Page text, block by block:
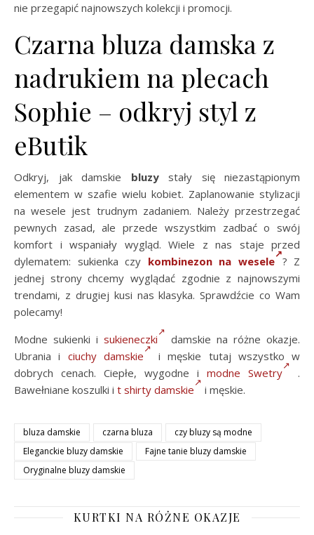
nie przegapić najnowszych kolekcji i promocji.
Czarna bluza damska z
nadrukiem na plecach
Sophie – odkryj styl z
eButik
Odkryj, jak damskie bluzystały się niezastąpionym
elementem w szafie wielu kobiet. Zaplanowanie stylizacji
na wesele jest trudnym zadaniem. Należy przestrzegać
pewnych zasad, ale przede wszystkim zadbać o swój
komfort i wspaniały wygląd. Wiele z nas staje przed
dylematem: sukienka czy kombinezon na wesele ? Z
jednej strony chcemy wyglądać zgodnie z najnowszymi
trendami, z drugiej kusi nas klasyka. Sprawdźcie co Wam
polecamy!
Modne sukienki i sukieneczki
damskie na różne okazje.
Ubrania i ciuchy damskie
i męskie tutaj wszystko w
dobrych cenach. Ciepłe, wygodne i modne Swetry
.
Bawełniane koszulki i t shirty damskie i męskie.
bluza damskie czarna bluza
czy bluzy są modne
Eleganckie bluzy damskie
Fajne tanie bluzy damskie
Oryginalne bluzy damskie
KURTKI NA RÓŻNE OKAZJE